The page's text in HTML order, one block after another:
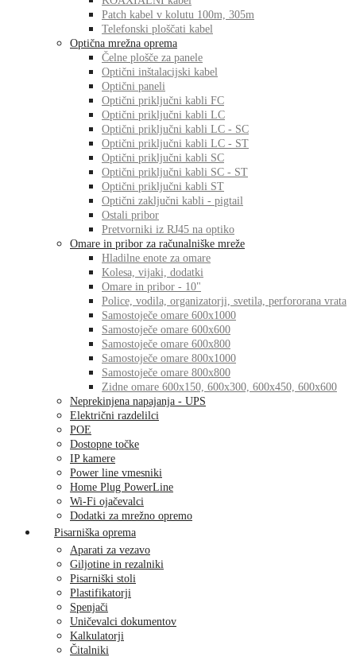
Patch kabel v kolutu 100m, 305m
Telefonski ploščati kabel
Optična mrežna oprema
Čelne plošče za panele
Optični inštalacijski kabel
Optični paneli
Optični priključni kabli FC
Optični priključni kabli LC
Optični priključni kabli LC - SC
Optični priključni kabli LC - ST
Optični priključni kabli SC
Optični priključni kabli SC - ST
Optični priključni kabli ST
Optični zaključni kabli - pigtail
Ostali pribor
Pretvorniki iz RJ45 na optiko
Omare in pribor za računalniške mreže
Hladilne enote za omare
Kolesa, vijaki, dodatki
Omare in pribor - 10"
Police, vodila, organizatorji, svetila, perfororana vrata
Samostoječe omare 600x1000
Samostoječe omare 600x600
Samostoječe omare 600x800
Samostoječe omare 800x1000
Samostoječe omare 800x800
Zidne omare 600x150, 600x300, 600x450, 600x600
Neprekinjena napajanja - UPS
Električni razdelilci
POE
Dostopne točke
IP kamere
Power line vmesniki
Home Plug PowerLine
Wi-Fi ojačevalci
Dodatki za mrežno opremo
Pisarniška oprema
Aparati za vezavo
Giljotine in rezalniki
Pisarniški stoli
Plastifikatorji
Spenjači
Uničevalci dokumentov
Kalkulatorji
Čitalniki